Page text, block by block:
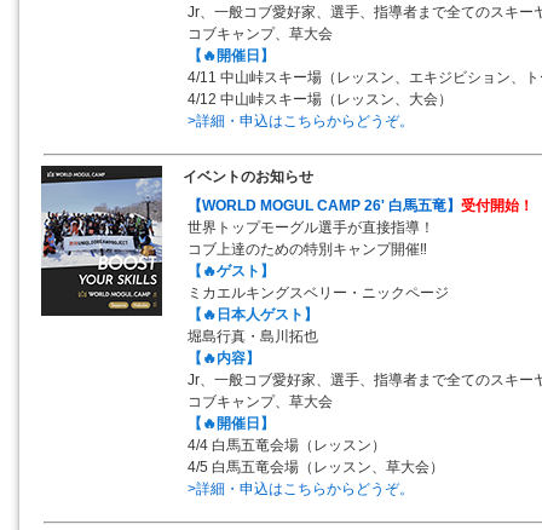
Jr、一般コブ愛好家、選手、指導者まで全てのスキー
コブキャンプ、草大会
【🔥開催日】
4/11 中山峠スキー場（レッスン、エキジビション、
4/12 中山峠スキー場（レッスン、大会）
>詳細・申込はこちらからどうぞ。
イベントのお知らせ
【WORLD MOGUL CAMP 26' 白馬五竜】受付開始！
世界トップモーグル選手が直接指導！
コブ上達のための特別キャンプ開催‼
【🔥ゲスト】
ミカエルキングスベリー・ニックページ
【🔥日本人ゲスト】
堀島行真・島川拓也
【🔥内容】
Jr、一般コブ愛好家、選手、指導者まで全てのスキー
コブキャンプ、草大会
【🔥開催日】
4/4 白馬五竜会場（レッスン）
4/5 白馬五竜会場（レッスン、草大会）
>詳細・申込はこちらからどうぞ。